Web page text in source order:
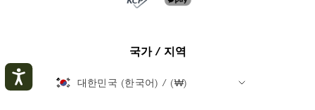
국가 / 지역
대한민국 (한국어) / (₩)